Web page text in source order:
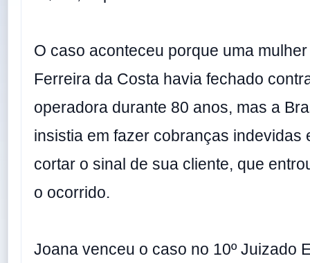
O caso aconteceu porque uma
Ferreira da Costa havia fechado
operadora durante 80 anos, mas a
insistia em fazer cobranças indevidas
cortar o sinal de sua cliente, que
o ocorrido.
Joana venceu o caso no 10º Juizado